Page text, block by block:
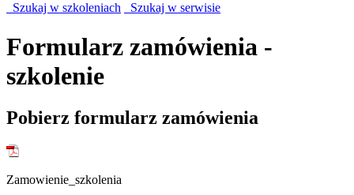
Szukaj w szkoleniach
Szukaj w serwisie
Formularz zamówienia -
szkolenie
Pobierz formularz zamówienia
Zamowienie_szkolenia